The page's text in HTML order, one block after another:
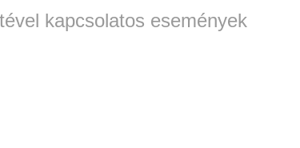
kapcsolatos események